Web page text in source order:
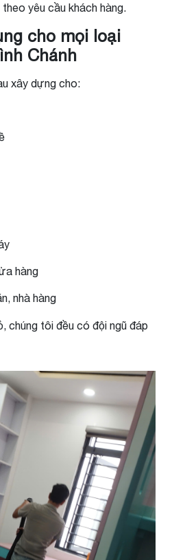
yêu cầu khách hàng.
cho mọi loại
Chánh
xây dựng cho:
hàng
nhà hàng
chúng tôi đều có đội ngũ đáp